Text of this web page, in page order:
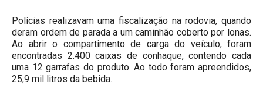
Polícias realizavam uma fiscalização na rodovia, quando
deram ordem de parada a um caminhão coberto por lonas.
Ao abrir o compartimento de carga do veículo, foram
encontradas 2.400 caixas de conhaque, contendo cada
uma 12 garrafas do produto. Ao todo foram apreendidos,
25,9 mil litros da bebida.